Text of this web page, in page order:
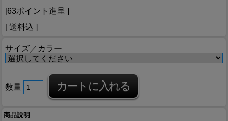
[63ポイント進呈 ]
[ 送料込 ]
サイズ／カラー
数量
商品説明